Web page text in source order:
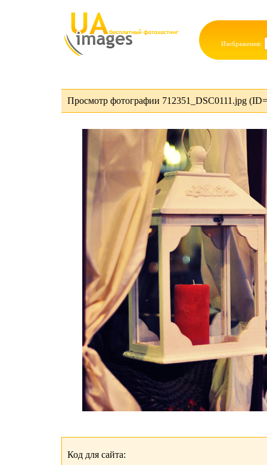
Изображения:
Просмотр фотографии 712351_DSC0111.jpg
Код для сайта: